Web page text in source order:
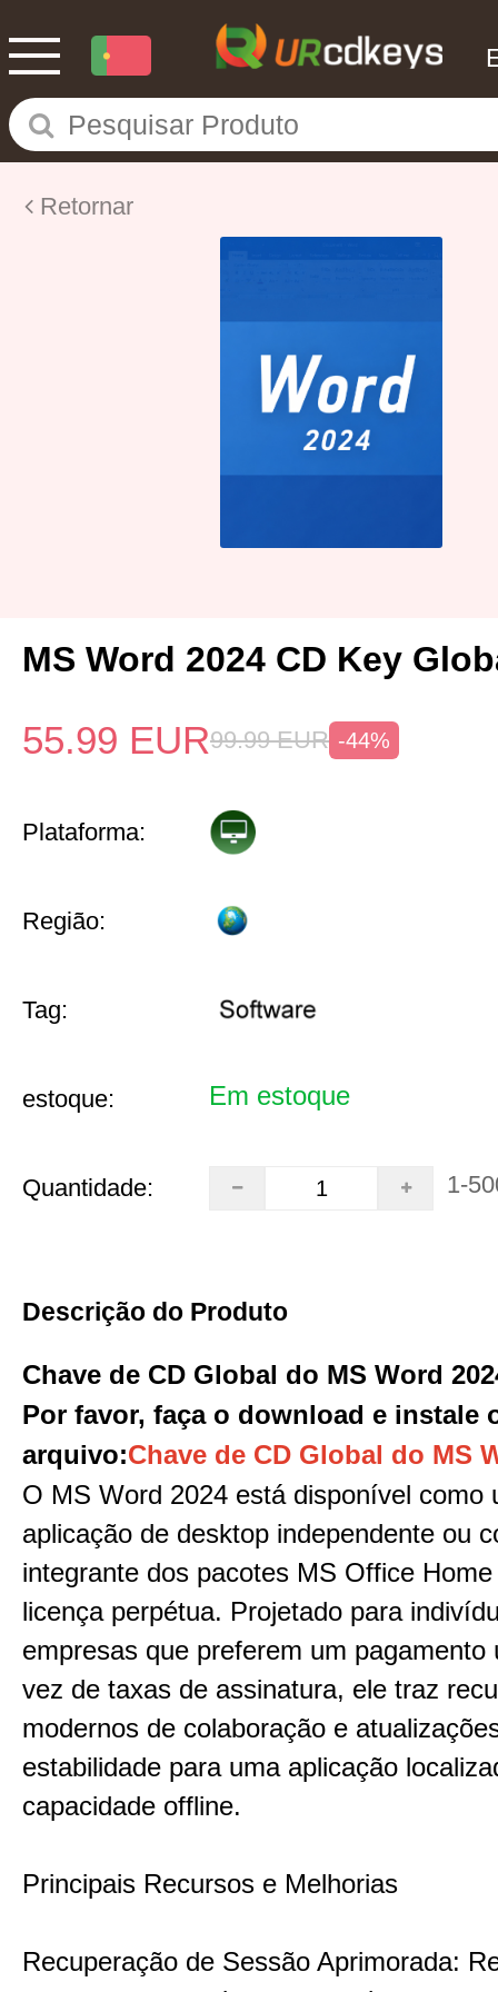
Retornar
MS Word 2024 CD Key
55.99 EUR99.99 EUR -44%
Plataforma:
Região:
Tag:
estoque: Em estoque
Quantidade: 1-
Descrição do Produto
Chave de CD Global do MS Word
Por favor, faça o download e instale
arquivo:Chave de CD Global do MS
O MS Word 2024 está disponível como
aplicação de desktop independente ou
integrante dos pacotes MS Office
licença perpétua. Projetado para
empresas que preferem um pagamento
vez de taxas de assinatura, ele traz
modernos de colaboração e
estabilidade para uma aplicação
capacidade offline.
Principais Recursos e Melhorias
Recuperação de Sessão Aprimorada: